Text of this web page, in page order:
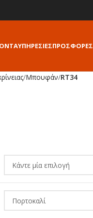
ΥΠΗΡΕΣΙΕΣΠΡΟΣΦΟΡΕΣ
/Μπουφάν/RT34